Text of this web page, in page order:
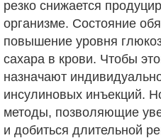
резко снижается
организме. Состояние
повышение уровня
сахара в крови. Чтобы
назначают
инсулиновых инъекций.
методы, позволяющие
и добиться длительной